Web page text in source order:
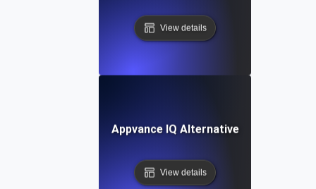
View details
Appvance IQ Alternative
View details